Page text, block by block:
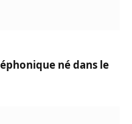
né dans le